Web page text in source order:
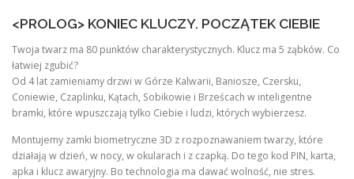
<PROLOG> KONIEC KLUCZY. POCZĄTEK CIEBIE
Twoja twarz ma 80 punktów charakterystycznych. Klucz ma 5 ząbków. Co
łatwiej zgubić?
Od 4 lat zamieniamy drzwi w Górze Kalwarii, Baniosze, Czersku,
Coniewie, Czaplinku, Kątach, Sobikowie i Brześcach w inteligentne
bramki, które wpuszczają tylko Ciebie i ludzi, których wybierzesz.
Montujemy zamki biometryczne 3D z rozpoznawaniem twarzy, które
działają w dzień, w nocy, w okularach i z czapką. Do tego kod PIN, karta,
apka i klucz awaryjny. Bo technologia ma dawać wolność, nie stres.